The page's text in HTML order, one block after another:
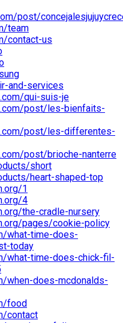
post/
team
contact-us
and-services
qui-suis-je
post/les-bienfaits-
post/les-differentes-
post/brioche-nanterre
short
heart-shaped-top
1
4
the-cradle-nursery
pages/cookie-policy
what-time-does-
today
what-time-does-chick-fil-
when-does-mcdonalds-
food
contact